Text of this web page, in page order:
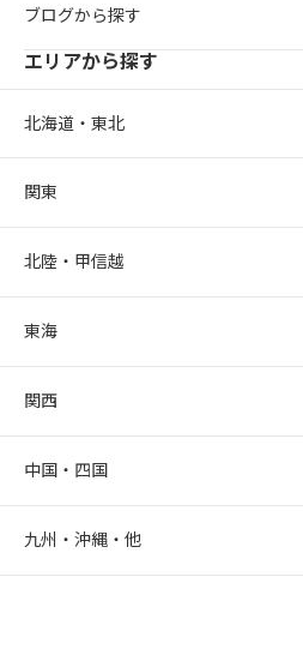
ブログから探す
エリアから探す
北海道・東北
関東
北陸・甲信越
東海
関西
中国・四国
九州・沖縄・他